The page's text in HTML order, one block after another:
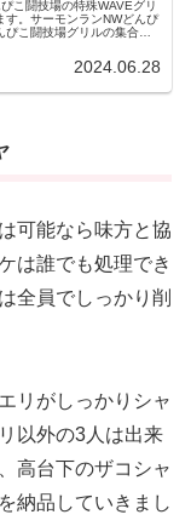
こ闘技場の特殊WAVEグリ
す。サーモンランNWどんぴ
ぴこ闘技場グリルの集合場
2024.06.28
可能なら味方と協
は誰でも処理でき
全員でしっかり削
リがしっかりシャ
以外の3人は出来
高台下のザコシャ
納品していきまし